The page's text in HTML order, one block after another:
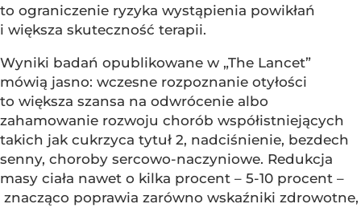
to ograniczenie ryzyka wystąpienia powikłań
i większa skuteczność terapii.
Wyniki badań opublikowane w „The Lancet”
mówią jasno: wczesne rozpoznanie otyłości
to większa szansa na odwrócenie albo
zahamowanie rozwoju chorób współistniejących
takich jak cukrzyca tytuł 2, nadciśnienie, bezdech
senny, choroby sercowo-naczyniowe. Redukcja
masy ciała nawet o kilka procent – 5-10 procent –
znacząco poprawia zarówno wskaźniki zdrowotne,